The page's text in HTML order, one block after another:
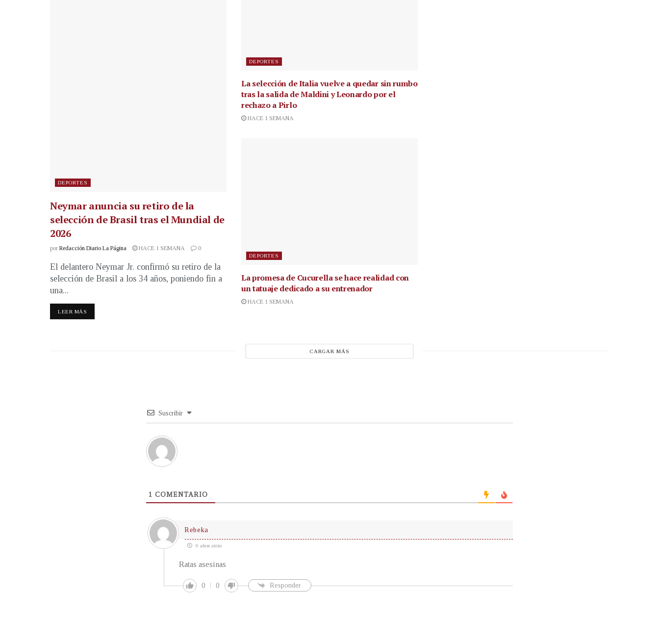
DEPORTES
Neymar anuncia su retiro de la
selección de Brasil tras el Mundial de
2026
por Redacción Diario La Página HACE 1 SEMANA 0
El delantero Neymar Jr. confirmó su retiro de la
selección de Brasil a los 34 años, poniendo fin a
una...
LEER MÁS
DEPORTES
La selección de Italia vuelve a quedar sin rumbo
tras la salida de Maldini y Leonardo por el
rechazo a Pirlo
HACE 1 SEMANA
DEPORTES
La promesa de Cucurella se hace realidad con
un tatuaje dedicado a su entrenador
HACE 1 SEMANA
CARGAR MÁS
Suscribir
1 COMENTARIO
Rebeka
6 años atrás
Ratas asesinas
0 0 Responder